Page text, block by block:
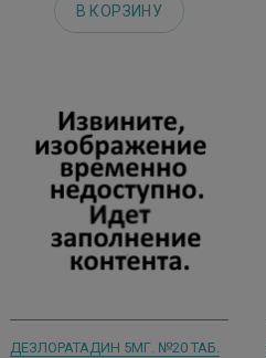
В КОРЗИНУ
ДЕЗЛОРАТАДИН 5МГ. №20 ТАБ.